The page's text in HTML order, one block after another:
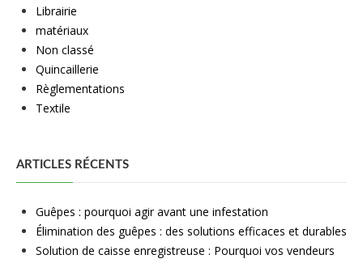
Librairie
matériaux
Non classé
Quincaillerie
Règlementations
Textile
ARTICLES RÉCENTS
Guêpes : pourquoi agir avant une infestation
Élimination des guêpes : des solutions efficaces et durables
Solution de caisse enregistreuse : Pourquoi vos vendeurs